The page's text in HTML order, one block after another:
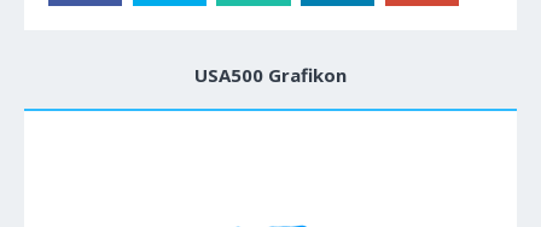
USA500 Grafikon